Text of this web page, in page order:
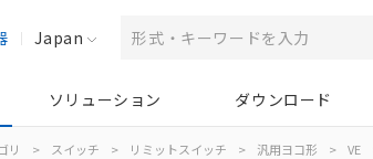
Japan
ソリューション ダウンロード
リ > スイッチ > リミットスイッチ > 汎用ヨコ形 > VE